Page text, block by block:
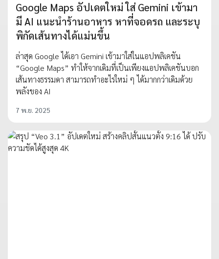
Google Maps อัปเดตใหม่ ใส่ Gemini เข้ามา
มี AI แนะนำร้านอาหาร หาที่จอดรถ และระบุ
พิกัดเส้นทางได้แม่นขึ้น
ล่าสุด Google ได้เอา Gemini เข้ามาใส่ในแอปพลิเคชัน
“Google Maps” ทำให้จากเดิมที่เป็นเพียงแอปพลิเคชันบอก
เส้นทางธรรมดา สามารถทำอะไรใหม่ ๆ ได้มากกว่าเดิมด้วย
พลังของ AI
7 พ.ย. 2025